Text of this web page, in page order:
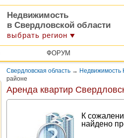
Недвижимость
в Свердловской области
выбрать регион
ФОРУМ
Свердловская область → Недвижимость
районе
Аренда квартир
К
найдено